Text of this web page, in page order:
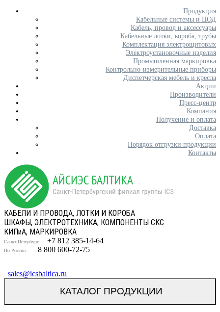
Продукция
Кабельные системы и ЦОД
Кабель, провод и аксессуары
Кабельные лотки, короба, трубы
Комплектация электрощитовых
Электроустановочные изделия
Промышленная маркировка
Контрольно-измерительные приборы
Диспетчерская мебель и кресла
Акции
Производители
Пресс-центр
Компания
Получение и оплата
Доставка
Оплата
Порядок отгрузки продукции
Контакты
КАБЕЛИ И ПРОВОДА, ЛОТКИ И КОРОБА
ШКАФЫ, ЭЛЕКТРОТЕХНИКА, КОМПОНЕНТЫ СКС
КИПиА, МАРКИРОВКА
Санкт-Петербург: +7 812 385-14-64
По России: 8 800 600-72-75
sales@icsbaltica.ru
КАТАЛОГ ПРОДУКЦИИ